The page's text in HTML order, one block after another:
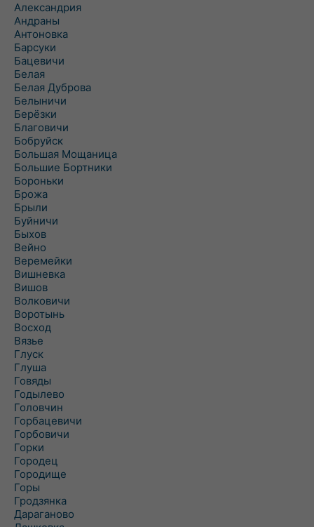
Александрия
Андраны
Антоновка
Барсуки
Бацевичи
Белая
Белая Дуброва
Белыничи
Берёзки
Благовичи
Бобруйск
Большая Мощаница
Большие Бортники
Бороньки
Брожа
Брыли
Буйничи
Быхов
Вейно
Веремейки
Вишневка
Вишов
Волковичи
Воротынь
Восход
Вязье
Глуск
Глуша
Говяды
Годылево
Головчин
Горбацевичи
Горбовичи
Горки
Городец
Городище
Горы
Гродзянка
Дараганово